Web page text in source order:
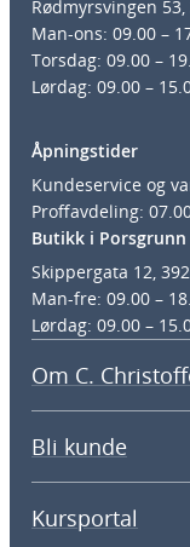
Rødmyrsvingen 53,
Man-ons: 09.00 –
Torsdag: 09.00 –
Lørdag: 09.00 –
Åpningstider
Kundeservice og
Proffavdeling:
Butikk i Porsgrunn
Skippergata 12,
Man-fre: 09.00 –
Lørdag: 09.00 –
Om C.
Bli kunde
Kursportal